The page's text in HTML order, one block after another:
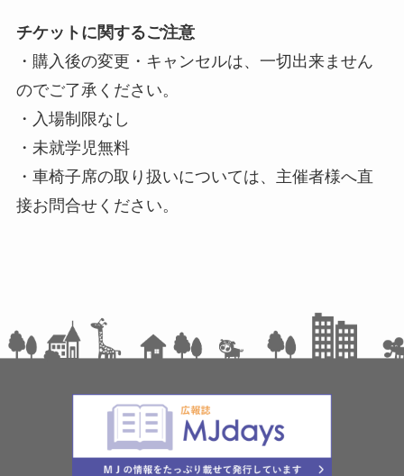
チケットに関するご注意
・購入後の変更・キャンセルは、一切出来ません
のでご了承ください。
・入場制限なし
・未就学児無料
・車椅子席の取り扱いについては、主催者様へ直
接お問合せください。